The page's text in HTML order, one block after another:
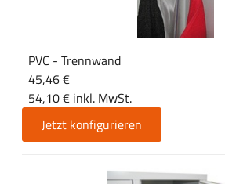
PVC - Trennwand
45,46 €
54,10 € inkl. MwSt.
Jetzt konfigurieren